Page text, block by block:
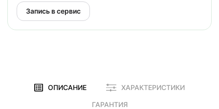
Запись в сервис
ОПИСАНИЕ ХАРАКТЕРИСТИКИ
ГАРАНТИЯ